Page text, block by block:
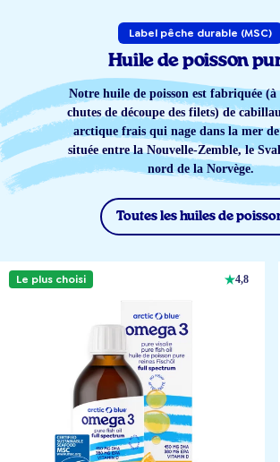
Label pêche durable (MSC)
Huile de poisson
Notre huile de poisson est fabriquée
chutes de découpe des filets) de
arctique frais qui nage dans la mer
située entre la Nouvelle-Zemble, le
nord de la Norvège.
Toutes les huiles de
Le plus choisi 4,8